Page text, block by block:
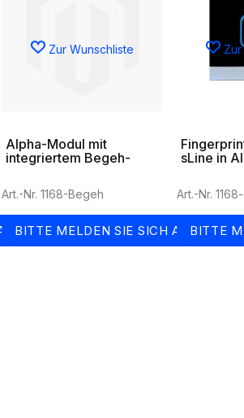
Zur Wunschliste
Alpha-Modul mit
integriertem Begeh-
Art.-Nr. 1168-Begeh
BITTE MELDEN SIE SICH AN
sLine in
Art.-Nr.
BITTE